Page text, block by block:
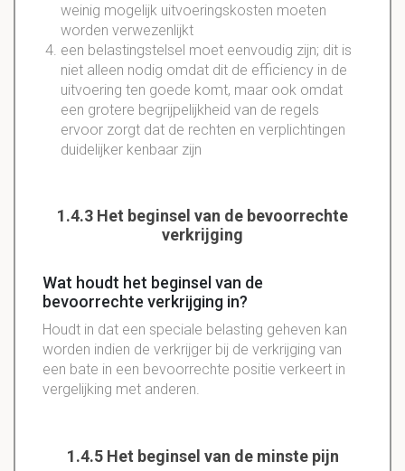
weinig mogelijk uitvoeringskosten moeten
worden verwezenlijkt
een belastingstelsel moet eenvoudig zijn; dit is
niet alleen nodig omdat dit de efficiency in de
uitvoering ten goede komt, maar ook omdat
een grotere begrijpelijkheid van de regels
ervoor zorgt dat de rechten en verplichtingen
duidelijker kenbaar zijn
1.4.3 Het beginsel van de bevoorrechte
verkrijging
Wat houdt het beginsel van de
bevoorrechte verkrijging in?
Houdt in dat een speciale belasting geheven kan
worden indien de verkrijger bij de verkrijging van
een bate in een bevoorrechte positie verkeert in
vergelijking met anderen.
1.4.5 Het beginsel van de minste pijn